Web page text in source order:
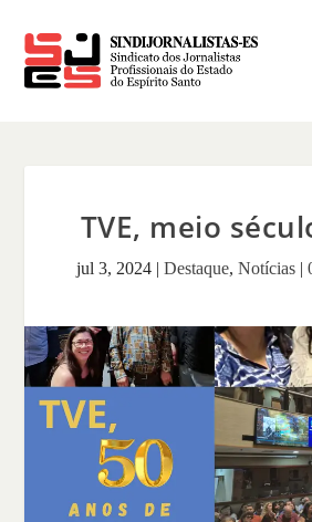
TVE, meio
jul 3, 2024 | Destaque, Notícias |